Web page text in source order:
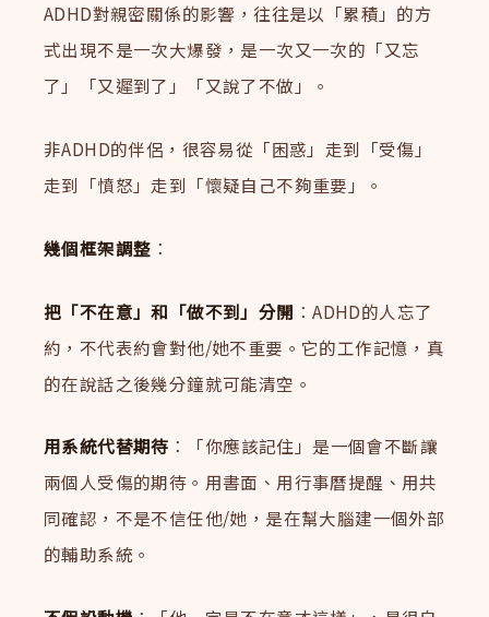
ADHD對親密關係的影響，往往是以「累積」的方
式出現不是一次大爆發，是一次又一次的「又忘
了」「又遲到了」「又說了不做」。
非ADHD的伴侶，很容易從「困惑」走到「受傷」
走到「憤怒」走到「懷疑自己不夠重要」。
幾個框架調整 ：
把「不在意」和「做不到」分開 ：ADHD的人忘了
約，不代表約會對他/她不重要。它的工作記憶，真
的在說話之後幾分鐘就可能清空。
用系統代替期待 ：「你應該記住」是一個會不斷讓
兩個人受傷的期待。用書面、用行事曆提醒、用共
同確認，不是不信任他/她，是在幫大腦建一個外部
的輔助系統。